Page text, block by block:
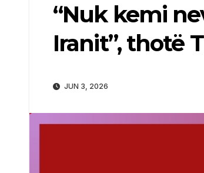
“Nuk kemi
Iranit”, thotë
JUN 3, 2026